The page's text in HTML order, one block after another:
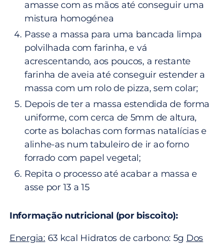
amasse com as mãos até conseguir uma
mistura homogénea
Passe a massa para uma bancada limpa
polvilhada com farinha, e vá
acrescentando, aos poucos, a restante
farinha de aveia até conseguir estender a
massa com um rolo de pizza, sem colar;
Depois de ter a massa estendida de forma
uniforme, com cerca de 5mm de altura,
corte as bolachas com formas natalícias e
alinhe-as num tabuleiro de ir ao forno
forrado com papel vegetal;
Repita o processo até acabar a massa e
asse por 13 a 15
Informação nutricional (por biscoito):
Energia: 63 kcal Hidratos de carbono: 5g Dos